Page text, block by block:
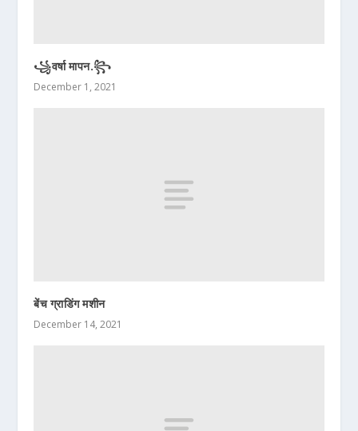
꧁वर्षा मापन.꧂
December 1, 2021
बेंच ग्राडिंग मशीन
December 14, 2021